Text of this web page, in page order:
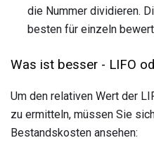
die Nummer dividieren.
besten für einzeln
Was ist besser - LIFO
Um den relativen Wert der
zu ermitteln, müssen Sie
Bestandskosten ansehen: